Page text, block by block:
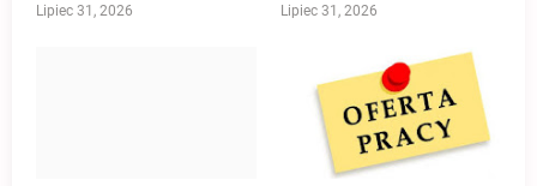
Lipiec 31, 2026 Lipiec 31, 2026